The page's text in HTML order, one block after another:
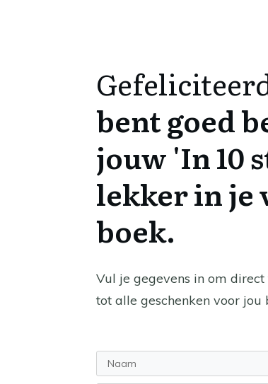
bent goed
jouw 'In 10
lekker in je
boek.
Vul je gegevens in om
tot alle geschenken voor jou